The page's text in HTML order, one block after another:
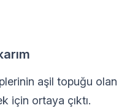
aşil topuğu olan
için ortaya çıktı.